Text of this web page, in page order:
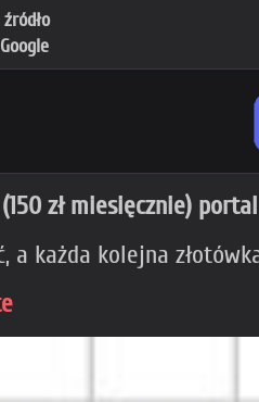
(150 zł miesięcznie)
a każda kolejna